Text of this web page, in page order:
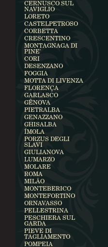
CERNUSCO SUL
NAVIGLIO
LORETO
CASTELPETROSO
CORBETTA
CRESCENTINO
MONTAGNAGA DI
PINE'
CORI
DESENZANO
FOGGIA
MOTTA DI LIVENZA
FLORENÇA
GARLASCO
GÊNOVA
PIETRALBA
GENAZZANO
GHISALBA
ÍMOLA
PORZUS DEGLI
SLAVI
GIULIANOVA
LUMARZO
MOLARE
ROMA
MILÃO
MONTEBERICO
MONTEFORTINO
ORNAVASSO
PELLESTRINA
PESCHIERA SUL
GARDA
PIEVE DI
TAGLIAMENTO
POMPEIA